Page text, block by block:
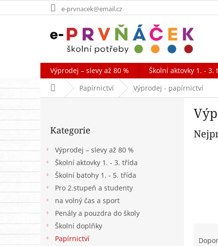
na
e-prvnacek@email.cz
Výprodej – slevy až 80 % Školní aktovky 1. - 3.
Domů Papírnictví Výprodej - papírnictví
P
n
kategorie
Kategorie
Výprodej – slevy až 80 %
Školní aktovky 1. - 3. třída
Školní batohy 1. - 5. třída
Pro 2.stupeň a studenty
na volný čas a sport
Penály a pouzdra do školy
Školní doplňky
Papírnictví